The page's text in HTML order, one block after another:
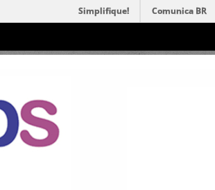
Simplifique! Comunica BR